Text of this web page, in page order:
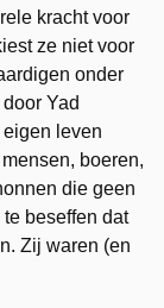
kracht voor
ze niet voor
onder
Yad
leven
boeren,
die geen
beseffen dat
Zij waren (en